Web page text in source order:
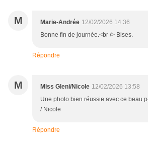
M Marie-Andrée 12/02/2026 14:36
Bonne fin de journée.<br /> Bises.
Répondre
M Miss Gleni/Nicole 12/02/2026 13:58
Une photo bien réussie avec ce beau
/ Nicole
Répondre